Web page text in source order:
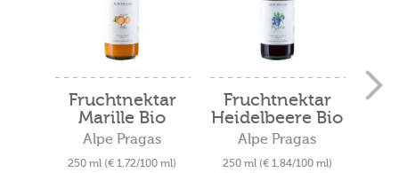
Fruchtnektar
Marille Bio
Alpe Pragas
250 ml (€ 1,72/100 ml)
Fruchtnektar
Heidelbeere Bio
Alpe Pragas
250 ml (€ 1,84/100 ml)